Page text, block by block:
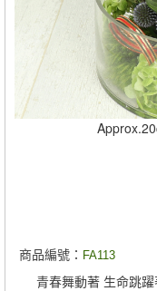
商品編號： FA113
青春舞動著 生命跳躍